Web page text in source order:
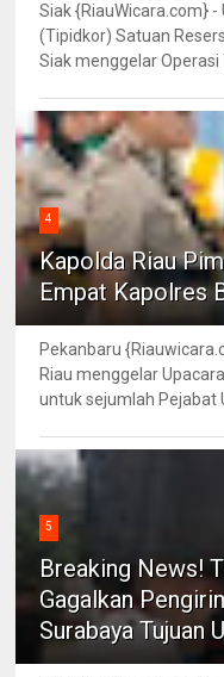
Siak {RiauWicara.com}
(Tipidkor) Satuan
Siak menggelar Operasi
4
Kapolda Riau
Empat Kapolres
Pekanbaru
Riau menggelar
untuk sejumlah Pejabat
5
Breaking News!
Gagalkan
Surabaya Tujuan